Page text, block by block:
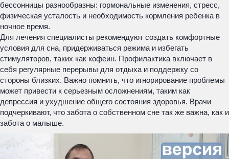
бессонницы разнообразны: гормональные изменения, стресс,
физическая усталость и необходимость кормления ребенка в
ночное время.
Для лечения специалисты рекомендуют создать комфортные
условия для сна, придерживаться режима и избегать
стимуляторов, таких как кофеин. Профилактика включает в
себя регулярные перерывы для отдыха и поддержку со
стороны близких. Важно помнить, что игнорирование проблемы
может привести к серьезным осложнениям, таким как
депрессия и ухудшение общего состояния здоровья. Врачи
подчеркивают, что забота о собственном сне так же важна, как и
забота о малыше.